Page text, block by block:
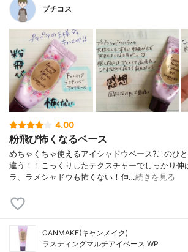
プチコス
4.00
粉飛び怖くなるベース
めちゃくちゃ使えるアイシャドウベース? このひ
違う！！こっくりしたテクスチャーでしっかり伸
ラ、ラメシャドウも怖くない！伸…続きを見る
CANMAKE(キャンメイク)
ラスティングマルチアイベース WP